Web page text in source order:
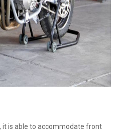
it is able to accommodate front